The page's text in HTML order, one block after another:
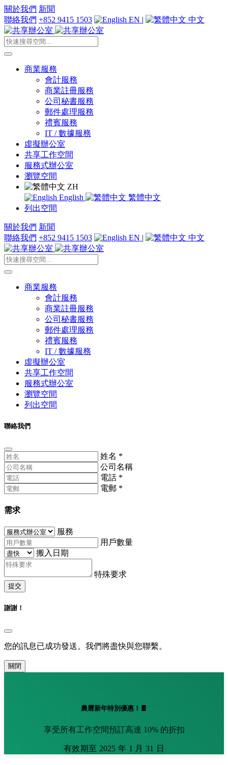
關於我們 新聞
聯絡我們 +852 9415 1503 EN | 中文
商業服務
會計服務
商業註冊服務
公司秘書服務
郵件處理服務
禮賓服務
IT / 數據服務
虛擬辦公室
共享工作空間
服務式辦公室
瀏覽空間
ZH
English
繁體中文
列出空間
關於我們 新聞
聯絡我們 +852 9415 1503 EN | 中文
商業服務
會計服務
商業註冊服務
公司秘書服務
郵件處理服務
禮賓服務
IT / 數據服務
虛擬辦公室
共享工作空間
服務式辦公室
瀏覽空間
列出空間
聯絡我們
姓名 *
公司名稱
電話 *
電郵 *
需求
服務
用戶數量
搬入日期
特殊要求
提交
謝謝！
您的訊息已成功發送。我們將盡快與您聯繫。
關閉
農曆新年特別優惠！🧧
享受所有工作空間預訂高達 10% 的折扣
有效期至 2025 年 1 月 31 日